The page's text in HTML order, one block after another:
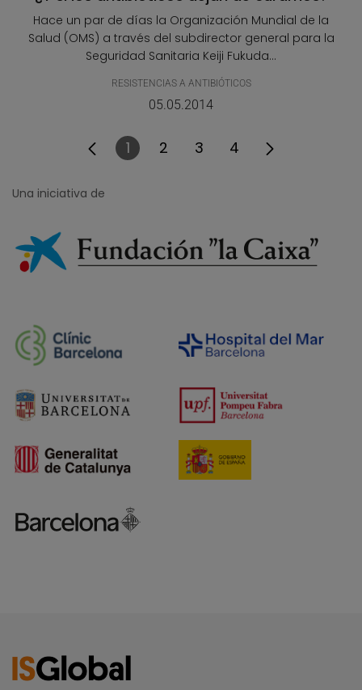
Hace un par de días la Organización Mundial de la
Salud (OMS) a través del subdirector general para la
Seguridad Sanitaria Keiji Fukuda...
RESISTENCIAS A ANTIBIÓTICOS
05.05.2014
Página
1
Página
2
Página
3
Página
4
Una iniciativa de